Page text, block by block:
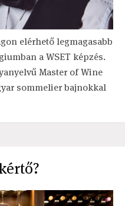
elérhető legmagasabb
a WSET képzés.
Master of Wine
sommelier bajnokkal